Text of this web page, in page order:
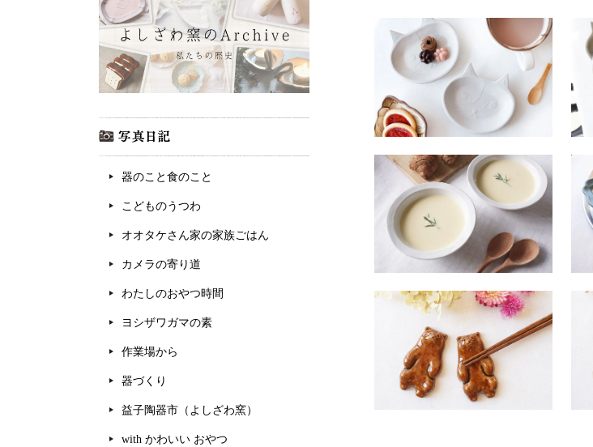
ホ５ 猫豆皿 シロ
SOLDOUT
白いデリボウル 丸 小
SOLDOUT
ケ９ 箸置き くまの四季 春
SOLDOUT
器のこと食のこと
こどものうつわ
オオタケさん家の家族ごはん
カメラの寄り道
わたしのおやつ時間
ヨシザワガマの素
作業場から
器づくり
益子陶器市（よしざわ窯）
with かわいい おやつ